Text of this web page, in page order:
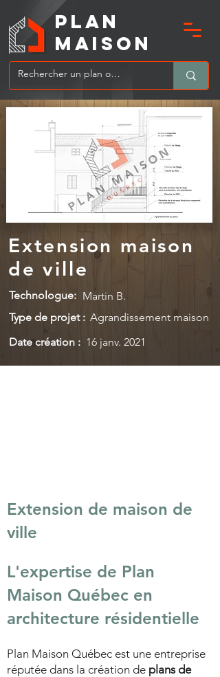
MAIsoN
PLAN
Extension maison
de ville
Technologue: Martin B.
Type de projet : Agrandissement maison
Date création : 16 janv. 2021
Extension de maison de
ville
L'expertise de Plan
Maison Québec en
architecture résidentielle
Plan Maison Québec est une entreprise
réputée dans la création de plans de